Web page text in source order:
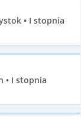
• I stopnia
• I stopnia